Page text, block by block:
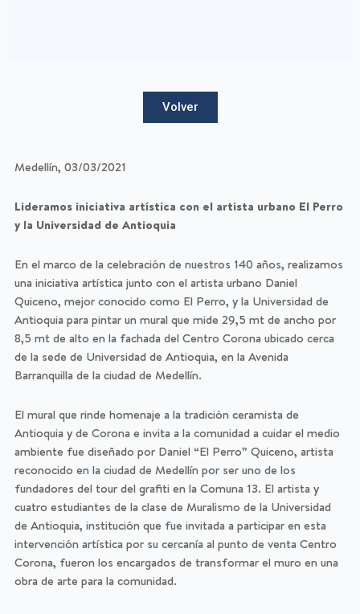
Volver
Medellín, 03/03/2021
Lideramos iniciativa artística con el artista urbano El Perro
y la Universidad de Antioquia
En el marco de la celebración de nuestros 140 años, realizamos
una iniciativa artística junto con el artista urbano Daniel
Quiceno, mejor conocido como El Perro, y la Universidad de
Antioquia para pintar un mural que mide 29,5 mt de ancho por
8,5 mt de alto en la fachada del Centro Corona ubicado cerca
de la sede de Universidad de Antioquia, en la Avenida
Barranquilla de la ciudad de Medellín.
El mural que rinde homenaje a la tradición ceramista de
Antioquia y de Corona e invita a la comunidad a cuidar el medio
ambiente fue diseñado por Daniel “El Perro” Quiceno, artista
reconocido en la ciudad de Medellín por ser uno de los
fundadores del tour del grafiti en la Comuna 13. El artista y
cuatro estudiantes de la clase de Muralismo de la Universidad
de Antioquia, institución que fue invitada a participar en esta
intervención artística por su cercanía al punto de venta Centro
Corona, fueron los encargados de transformar el muro en una
obra de arte para la comunidad.